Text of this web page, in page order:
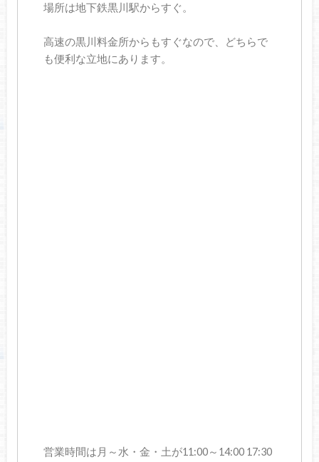
場所は地下鉄黒川駅からすぐ。
高速の黒川料金所からもすぐなので、どちらで
も便利な立地にあります。
営業時間は月～水・金・土が11:00～14:00 17:30